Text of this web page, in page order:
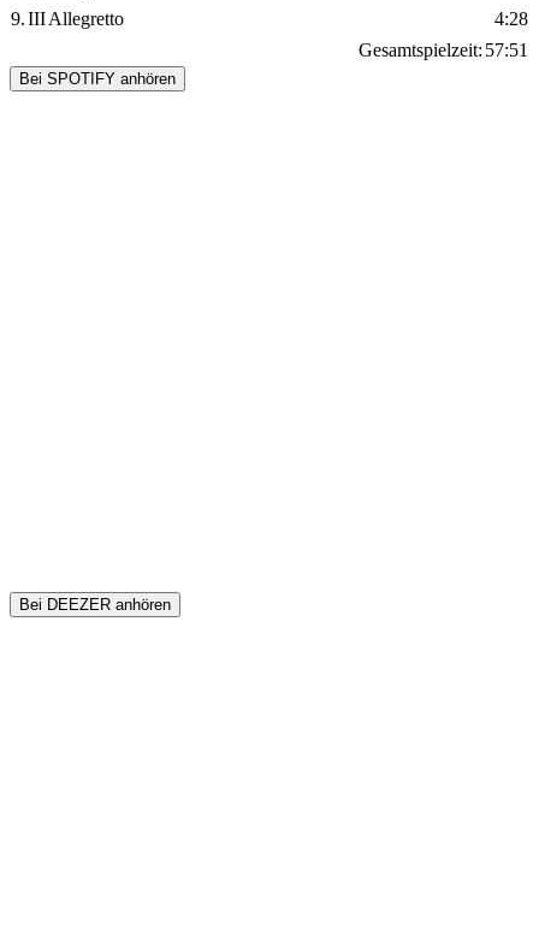
9.IIIAllegretto
4:28
Gesamtspielzeit: 57:51
Bei SPOTIFY anhören
Bei DEEZER anhören